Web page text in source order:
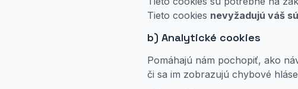
Tieto cookies nevyžadujú váš
b) Analytické cookies
Pomáhajú nám pochopiť, ako
či sa im zobrazujú chybové